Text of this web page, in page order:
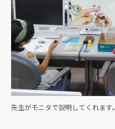
先生がモニタで説明してくれます。